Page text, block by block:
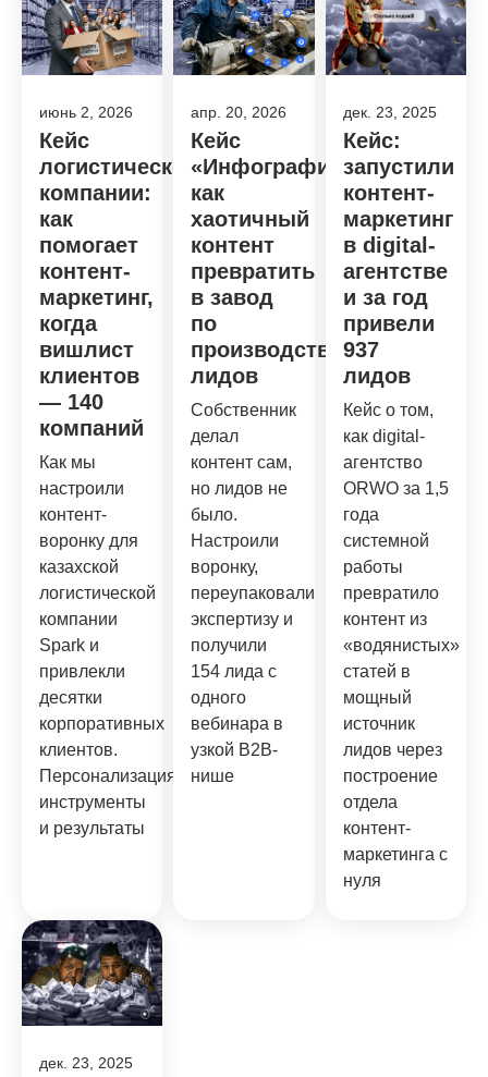
июнь 2, 2026
Кейс
логистической
компании:
как
помогает
контент-
маркетинг,
когда
вишлист
клиентов
— 140
компаний
Как мы
настроили
контент-
воронку для
казахской
логистической
компании
Spark и
привлекли
десятки
корпоративных
клиентов.
Персонализация,
инструменты
и результаты
апр. 20, 2026
Кейс
«Инфографики»:
как
хаотичный
контент
превратить
в завод
по
производству
лидов
Собственник
делал
контент сам,
но лидов не
было.
Настроили
воронку,
переупаковали
экспертизу и
получили
154 лида с
одного
вебинара в
узкой B2B-
нише
дек. 23, 2025
Кейс:
запустили
контент-
маркетинг
в digital-
агентстве
и за год
привели
937
лидов
Кейс о том,
как digital-
агентство
ORWO за 1,5
года
системной
работы
превратило
контент из
«водянистых»
статей в
мощный
источник
лидов через
построение
отдела
контент-
маркетинга с
нуля
дек. 23, 2025